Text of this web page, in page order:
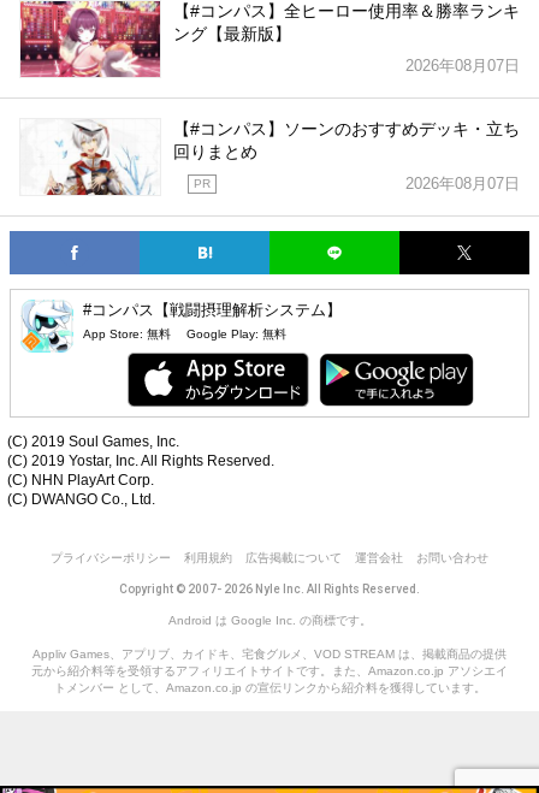
【#コンパス】全ヒーロー使用率＆勝率ランキ
ング【最新版】
2026年08月07日
【#コンパス】ソーンのおすすめデッキ・立ち
回りまとめ
2026年08月07日
PR
#コンパス【戦闘摂理解析システム】
App Store: 無料 Google Play: 無料
(C) 2019 Soul Games, Inc.
(C) 2019 Yostar, Inc. All Rights Reserved.
(C) NHN PlayArt Corp.
(C) DWANGO Co., Ltd.
プライバシーポリシー 利用規約 広告掲載について 運営会社 お問い合わせ
Copyright © 2007- 2026 Nyle Inc. All Rights Reserved.
Android は Google Inc. の商標です。
Appliv Games、アプリブ、カイドキ、宅食グルメ、VOD STREAM は、掲載商品の提供
元から紹介料等を受領するアフィリエイトサイトです。また、Amazon.co.jp アソシエイ
トメンバー として、Amazon.co.jp の宣伝リンクから紹介料を獲得しています。